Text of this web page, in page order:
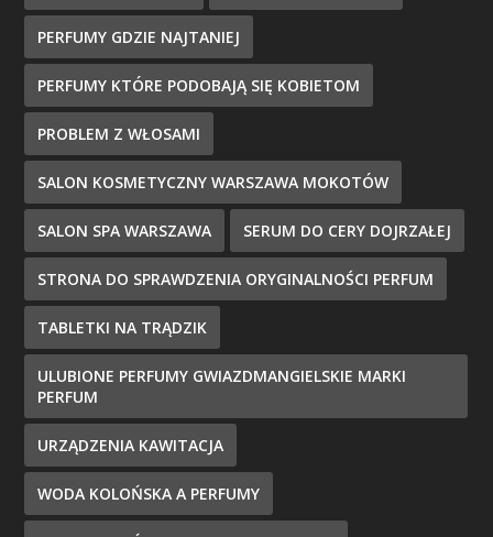
PERFUMY GDZIE NAJTANIEJ
PERFUMY KTÓRE PODOBAJĄ SIĘ KOBIETOM
PROBLEM Z WŁOSAMI
SALON KOSMETYCZNY WARSZAWA MOKOTÓW
SALON SPA WARSZAWA SERUM DO CERY DOJRZAŁEJ
STRONA DO SPRAWDZENIA ORYGINALNOŚCI PERFUM
TABLETKI NA TRĄDZIK
ULUBIONE PERFUMY GWIAZDMANGIELSKIE MARKI
PERFUM
URZĄDZENIA KAWITACJA
WODA KOLOŃSKA A PERFUMY